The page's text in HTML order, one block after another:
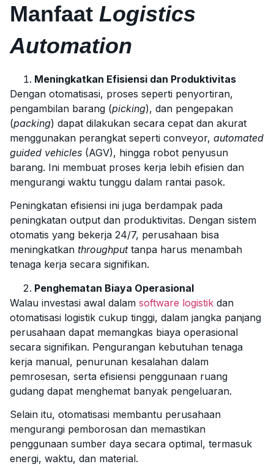
Manfaat Logistics
Automation
Meningkatkan Efisiensi dan Produktivitas
Dengan otomatisasi, proses seperti penyortiran,
pengambilan barang (picking), dan pengepakan
(packing) dapat dilakukan secara cepat dan akurat
menggunakan perangkat seperti conveyor, automated
guided vehicles (AGV), hingga robot penyusun
barang. Ini membuat proses kerja lebih efisien dan
mengurangi waktu tunggu dalam rantai pasok.
Peningkatan efisiensi ini juga berdampak pada
peningkatan output dan produktivitas. Dengan sistem
otomatis yang bekerja 24/7, perusahaan bisa
meningkatkan throughput tanpa harus menambah
tenaga kerja secara signifikan.
Penghematan Biaya Operasional
Walau investasi awal dalam software logistik dan
otomatisasi logistik cukup tinggi, dalam jangka panjang
perusahaan dapat memangkas biaya operasional
secara signifikan. Pengurangan kebutuhan tenaga
kerja manual, penurunan kesalahan dalam
pemrosesan, serta efisiensi penggunaan ruang
gudang dapat menghemat banyak pengeluaran.
Selain itu, otomatisasi membantu perusahaan
mengurangi pemborosan dan memastikan
penggunaan sumber daya secara optimal, termasuk
energi, waktu, dan material.